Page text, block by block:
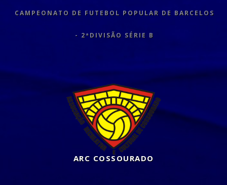
CLUBES
CAMPEONATO DE FUTEBOL POPULAR DE BARCELOS
- 2ªDIVISÃO SÉRIE B
ARC COSSOURADO